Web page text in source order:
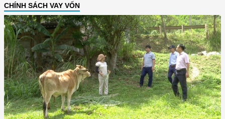
CHÍNH SÁCH VAY VỐN